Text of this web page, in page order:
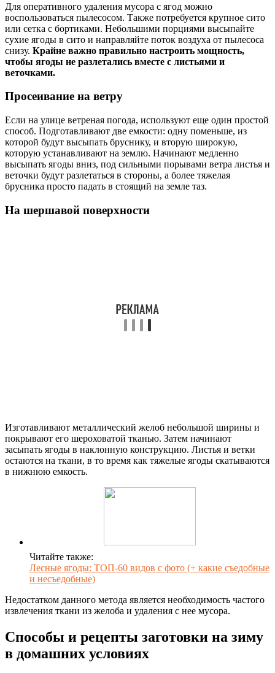
Для оперативного удаления мусора с ягод можно
воспользоваться пылесосом. Также потребуется крупное сито
или сетка с бортиками. Небольшими порциями высыпайте
сухие ягоды в сито и направляйте поток воздуха от пылесоса
снизу. Крайне важно правильно настроить мощность,
чтобы ягоды не разлетались вместе с листьями и
веточками.
Просеивание на ветру
Если на улице ветреная погода, используют еще один простой
способ. Подготавливают две емкости: одну поменьше, из
которой будут высыпать бруснику, и вторую широкую,
которую устанавливают на землю. Начинают медленно
высыпать ягоды вниз, под сильными порывами ветра листья и
веточки будут разлетаться в стороны, а более тяжелая
брусника просто падать в стоящий на земле таз.
На шершавой поверхности
Изготавливают металлический желоб небольшой ширины и
покрывают его шероховатой тканью. Затем начинают
засыпать ягоды в наклонную конструкцию. Листья и ветки
остаются на ткани, в то время как тяжелые ягоды скатываются
в нижнюю емкость.
Читайте также:
Лесные ягоды: ТОП-60 видов с фото (+ какие съедобные
и несъедобные)
Недостатком данного метода является необходимость частого
извлечения ткани из желоба и удаления с нее мусора.
Способы и рецепты заготовки на зиму
в домашних условиях